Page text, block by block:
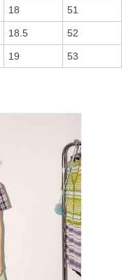
18 51
18.5 52
19 53